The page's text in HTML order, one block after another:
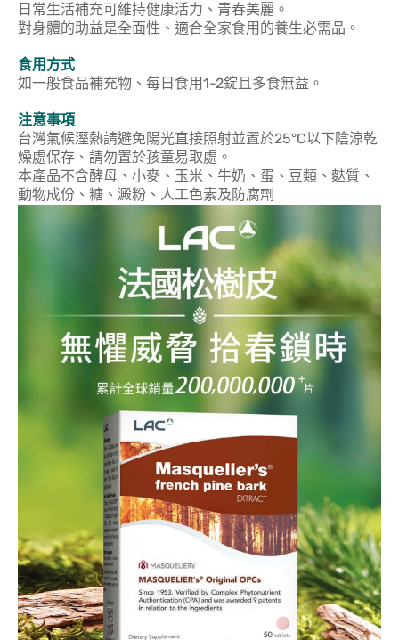
日常生活補充可維持健康活力、青春美麗。
對身體的助益是全面性、適合全家食用的養生必需品。
食用方式
如一般食品補充物、每日食用1-2錠且多食無益。
注意事項
台灣氣候溼熱請避免陽光直接照射並置於25°C以下陰涼乾
燥處保存、請勿置於孩童易取處。
本產品不含酵母、小麥、玉米、牛奶、蛋、豆類、麩質、
動物成份、糖、澱粉、人工色素及防腐劑